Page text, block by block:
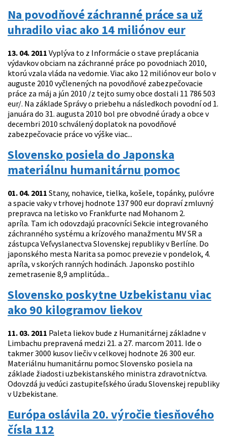
Na povodňové záchranné práce sa už
uhradilo viac ako 14 miliónov eur
13. 04. 2011 Vyplýva to z Informácie o stave preplácania
výdavkov obciam na záchranné práce po povodniach 2010,
ktorú vzala vláda na vedomie. Viac ako 12 miliónov eur bolo v
auguste 2010 vyčlenených na povodňové zabezpečovacie
práce za máj a jún 2010 /z tejto sumy obce dostali 11 786 503
eur/. Na základe Správy o priebehu a následkoch povodní od 1.
januára do 31. augusta 2010 bol pre obvodné úrady a obce v
decembri 2010 schválený doplatok na povodňové
zabezpečovacie práce vo výške viac...
Slovensko posiela do Japonska
materiálnu humanitárnu pomoc
01. 04. 2011 Stany, nohavice, tielka, košele, topánky, pulóvre
a spacie vaky v trhovej hodnote 137 900 eur dopraví zmluvný
prepravca na letisko vo Frankfurte nad Mohanom 2.
apríla. Tam ich odovzdajú pracovníci Sekcie integrovaného
záchranného systému a krízového manažmentu MV SR a
zástupca Veľvyslanectva Slovenskej republiky v Berlíne. Do
japonského mesta Narita sa pomoc prevezie v pondelok, 4.
apríla, v skorých ranných hodinách. Japonsko postihlo
zemetrasenie 8,9 amplitúda...
Slovensko poskytne Uzbekistanu viac
ako 90 kilogramov liekov
11. 03. 2011 Paleta liekov bude z Humanitárnej základne v
Limbachu prepravená medzi 21. a 27. marcom 2011. Ide o
takmer 3000 kusov liečiv v celkovej hodnote 26 300 eur.
Materiálnu humanitárnu pomoc Slovensko posiela na
základe žiadosti uzbekistanského ministra zdravotníctva.
Odovzdá ju vedúci zastupiteľského úradu Slovenskej republiky
v Uzbekistane.
Európa oslávila 20. výročie tiesňového
čísla 112